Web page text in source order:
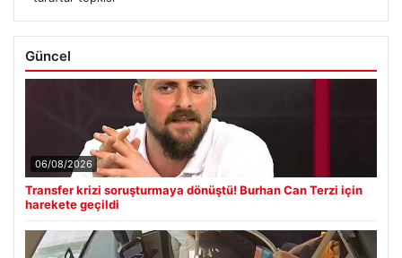
Güncel
06/08/2026
Transfer krizi soruşturmaya dönüştü! Burhan Can Terzi için
harekete geçildi